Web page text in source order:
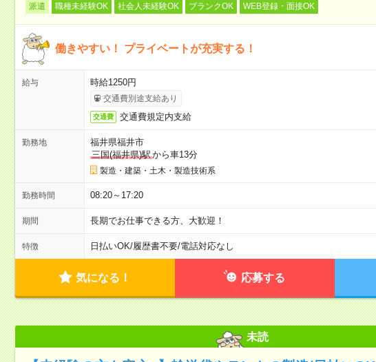
派遣 職種未経験OK 社会人未経験OK ブランクOK WEB登録・面接OK
働きやすい！ プライベートが充実する！
給与 時給1250円
交通費別途支給あり
交通費 交通費規定内支給
勤務地
福井県福井市
三国(福井県)駅から車13分
製造・建築・土木・製造技術系
勤務時間 08:20～17:20
期間 長期でお仕事できる方、大歓迎！
特徴 日払いOK/履歴書不要/電話対応なし
気になる！ 応募する
未読